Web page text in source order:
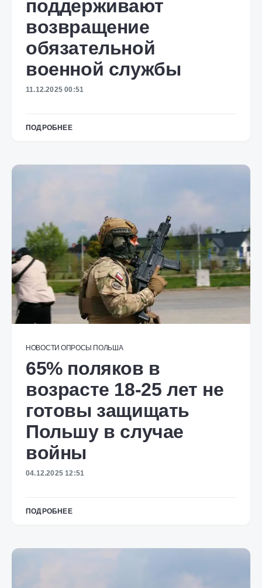
поддерживают
возвращение
обязательной
военной службы
11.12.2025 00:51
ПОДРОБНЕЕ
НОВОСТИ ОПРОСЫ ПОЛЬША
65% поляков в
возрасте 18-25 лет не
готовы защищать
Польшу в случае
войны
04.12.2025 12:51
ПОДРОБНЕЕ